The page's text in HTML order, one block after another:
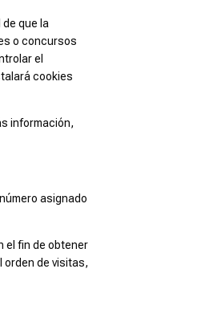
que la
o concursos
el
cookies
información,
asignado
el fin de obtener
orden de visitas,